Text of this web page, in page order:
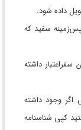
داده شود.
4.5 سانتی‌متر و پس‌زمینه سفید که
تاریخ پایان سفراعتبار داشته
وجود داشته
کپی شناسنامه